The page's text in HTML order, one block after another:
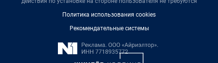
Политика использования cookies
Рекомендательные системы